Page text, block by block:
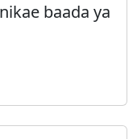
baada ya